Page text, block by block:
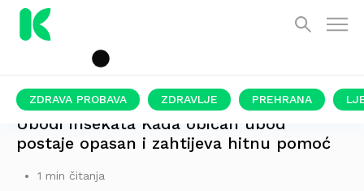
ZDRAVA PROBAVA ZDRAVLJE PREHRANA
Ubodi insekata Kada običan ubod
postaje opasan i zahtijeva hitnu pomoć
1 min čitanja